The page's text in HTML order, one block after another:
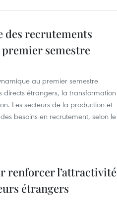
des recrutements
semestre
au premier semestre
directs étrangers, la transformation
Les secteurs de la production et
besoins en recrutement, selon le
renforcer l’attractivité
étrangers